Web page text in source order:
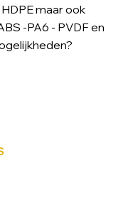
maar ook
-PA6 - PVDF en